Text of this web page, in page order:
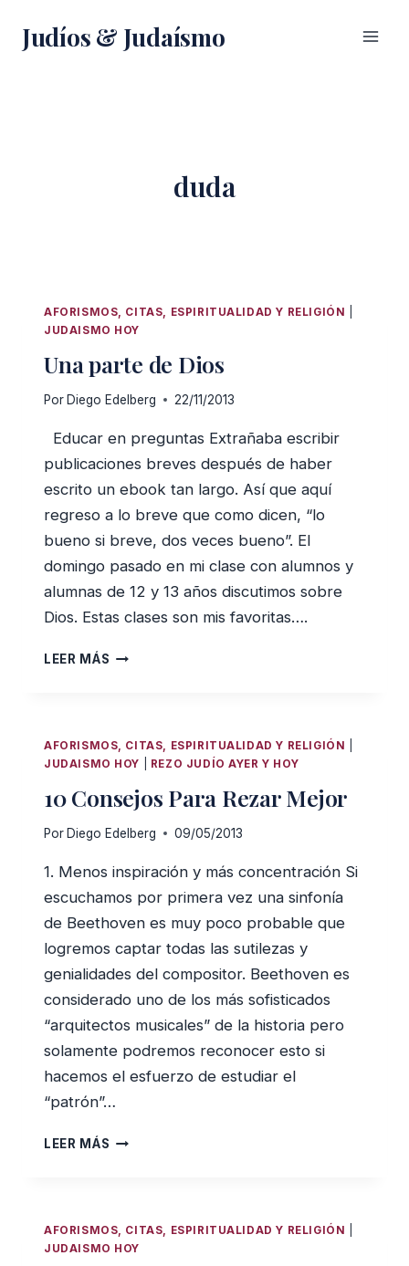
Judíos & Judaísmo
duda
AFORISMOS, CITAS, ESPIRITUALIDAD Y RELIGIÓN
JUDAISMO HOY
Una parte de Dios
Por Diego Edelberg 22/11/2013
Educar en preguntas Extrañaba escribir
publicaciones breves después de haber
escrito un ebook tan largo. Así que aquí
regreso a lo breve que como dicen, “lo
bueno si breve, dos veces bueno”. El
domingo pasado en mi clase con alumnos y
alumnas de 12 y 13 años discutimos sobre
Dios. Estas clases son mis favoritas….
LEER MÁS UNA
AFORISMOS, CITAS, ESPIRITUALIDAD Y RELIGIÓN
JUDAISMO HOY
REZO JUDÍO AYER Y HOY
10 Consejos Para Rezar Mejor
Por Diego Edelberg 09/05/2013
1. Menos inspiración y más concentración Si
escuchamos por primera vez una sinfonía
de Beethoven es muy poco probable que
logremos captar todas las sutilezas y
genialidades del compositor. Beethoven es
considerado uno de los más sofisticados
“arquitectos musicales” de la historia pero
solamente podremos reconocer esto si
hacemos el esfuerzo de estudiar el
“patrón”…
LEER MÁS
AFORISMOS, CITAS, ESPIRITUALIDAD Y RELIGIÓN
JUDAISMO HOY